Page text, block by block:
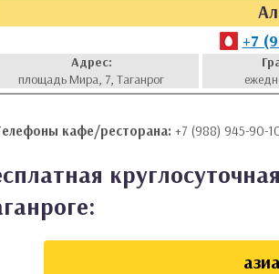
+7
Адрес:
площадь Мира, 7, Таганрог
кафе/ресторана: +7 (988) 945-90-